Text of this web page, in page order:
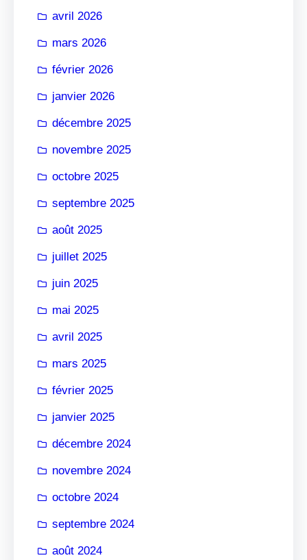
avril 2026
mars 2026
février 2026
janvier 2026
décembre 2025
novembre 2025
octobre 2025
septembre 2025
août 2025
juillet 2025
juin 2025
mai 2025
avril 2025
mars 2025
février 2025
janvier 2025
décembre 2024
novembre 2024
octobre 2024
septembre 2024
août 2024